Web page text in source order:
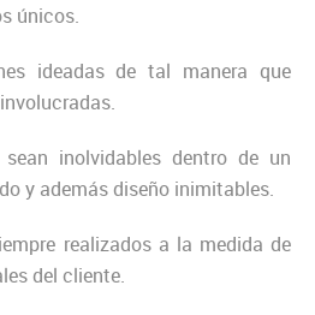
únicos.
ideadas de tal manera que
inolvidables dentro de un
y además diseño inimitables.
realizados a la medida de
del cliente.